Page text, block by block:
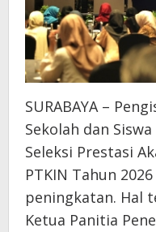
SURABAYA –
Sekolah dan
Seleksi Prestasi
PTKIN Tahun
peningkatan. Hal
Ketua Panitia